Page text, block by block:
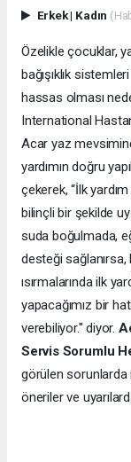
Erkek| Kadın
Özelikle çocuklar,
bağışıklık
hassas olması
International
Acar yaz
yardımın doğru
çekerek, “İlk
bilinçli bir şekilde
suda boğulmada,
desteği sağlanırsa,
ısırmalarında ilk
yapacağımız bir
verebiliyor.'' diyor.
Servis Sorumlu
görülen sorunlarda
öneriler ve